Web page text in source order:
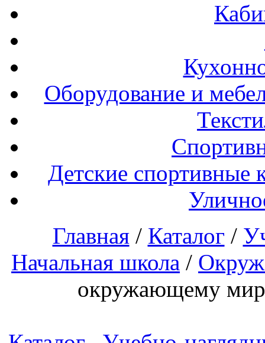
Оборудование и
Детские спортивные
Главная/ Каталог /
Начальная школа /
окружающему